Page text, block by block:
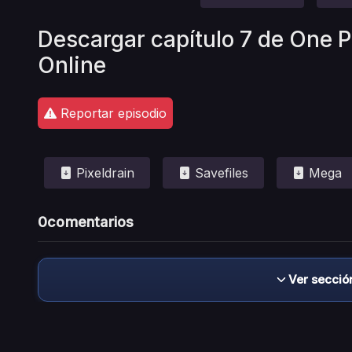
Descargar capítulo 7 de One
Online
Reportar episodio
Pixeldrain Savefiles Mega
0comentarios
Ver